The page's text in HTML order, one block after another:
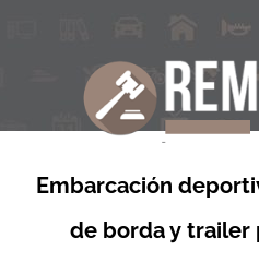
Embarcación
de borda y trailer